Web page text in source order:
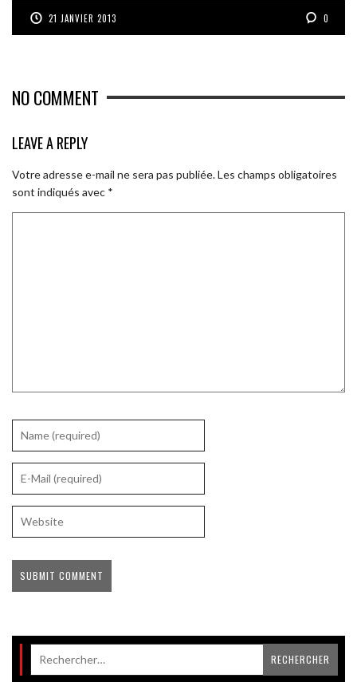
21 JANVIER 2013 0
NO COMMENT
LEAVE A REPLY
Votre adresse e-mail ne sera pas publiée.Les champs obligatoires
sont indiqués avec *